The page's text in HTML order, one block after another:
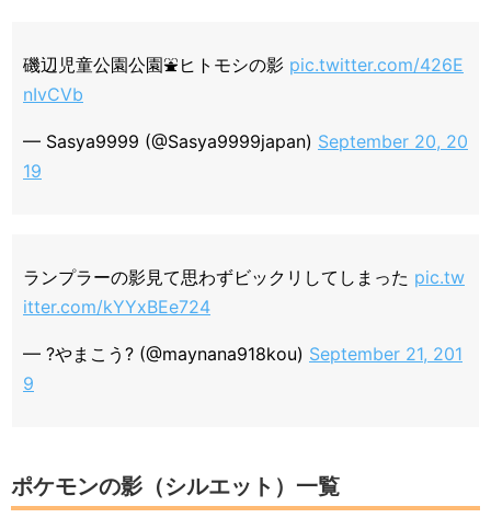
磯辺児童公園公園⛲️ヒトモシの影 pic.twitter.com/426E
nIvCVb
— Sasya9999 (@Sasya9999japan) September 20, 20
19
ランプラーの影見て思わずビックリしてしまった pic.tw
itter.com/kYYxBEe724
— ?やまこう? (@maynana918kou) September 21, 201
9
ポケモンの影（シルエット）一覧